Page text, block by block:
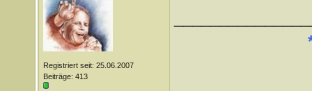
Registriert seit: 25.06.2007
Beiträge: 413